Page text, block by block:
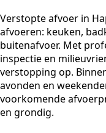
Verstopte afvoer in
afvoeren: keuken,
buitenafvoer. Met
inspectie en
verstopping op.
avonden en
voorkomende
en grondig.